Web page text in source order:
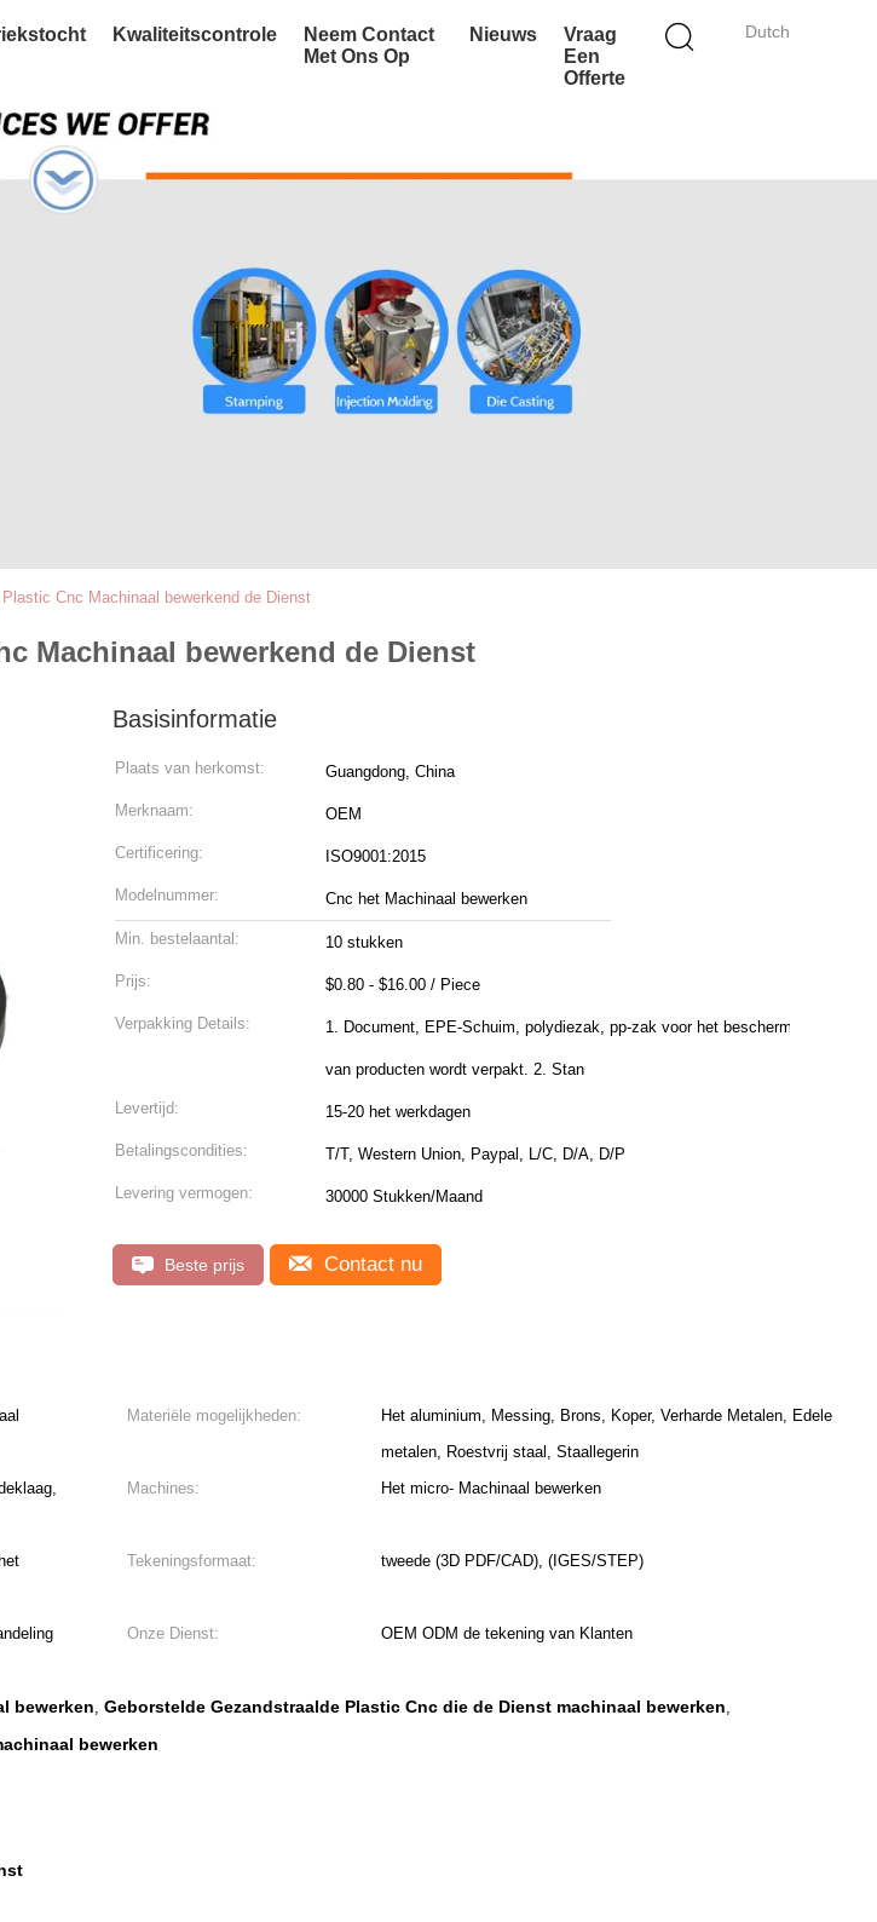
Dutch
Kwaliteitscontrole
Neem Contact
Met Ons Op
Nieuws
Vraag
Een
Offerte
Cnc Machinaal bewerkend de Dienst
Machinaal bewerkend de Dienst
Basisinformatie
Plaats van herkomst: Guangdong, China
Merknaam: OEM
Certificering: ISO9001:2015
Modelnummer: Cnc het Machinaal bewerken
Min. bestelaantal: 10 stukken
Prijs: $0.80 - $16.00 / Piece
Verpakking Details: 1. Document, EPE-Schuim, polydiezak, pp-zak voor het beschermen
van producten wordt verpakt. 2. Stan
Levertijd: 15-20 het werkdagen
Betalingscondities: T/T, Western Union, Paypal, L/C, D/A, D/P
Levering vermogen: 30000 Stukken/Maand
Beste prijs Contact nu
Materiële mogelijkheden:
Het aluminium, Messing, Brons, Koper, Verharde Metalen, Edele
metalen, Roestvrij staal, Staallegerin
Machines: Het micro- Machinaal bewerken
Tekeningsformaat: tweede (3D PDF/CAD), (IGES/STEP)
Onze Dienst: OEM ODM de tekening van Klanten
bewerken, Geborstelde Gezandstraalde Plastic Cnc die de Dienst machinaal bewerken,
bewerken